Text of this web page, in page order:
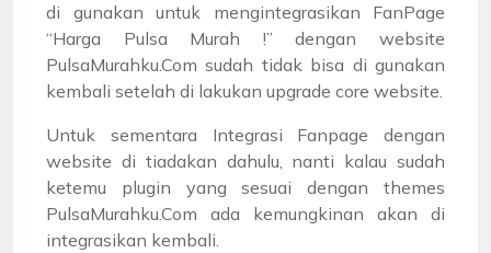
di gunakan untuk mengintegrasikan FanPage
“Harga Pulsa Murah !” dengan website
PulsaMurahku.Com sudah tidak bisa di gunakan
kembali setelah di lakukan upgrade core website.
Untuk sementara Integrasi Fanpage dengan
website di tiadakan dahulu, nanti kalau sudah
ketemu plugin yang sesuai dengan themes
PulsaMurahku.Com ada kemungkinan akan di
integrasikan kembali.